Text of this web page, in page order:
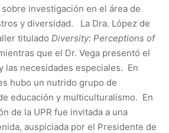
investigación en el área de
y diversidad. La Dra. López de
titulado Diversity: Perceptions of
que el Dr. Vega presentó el
las necesidades especiales. En
hubo un nutrido grupo de
educación y multiculturalismo. En
de la UPR fue invitada a una
auspiciada por el Presidente de